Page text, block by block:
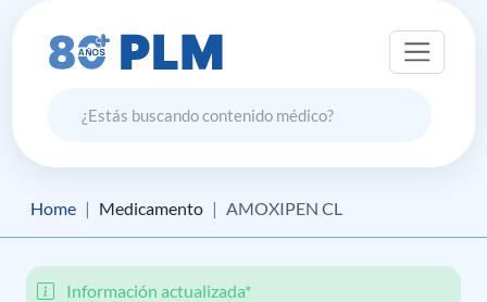
Home Medicamento AMOXIPEN CL
Información actualizada*